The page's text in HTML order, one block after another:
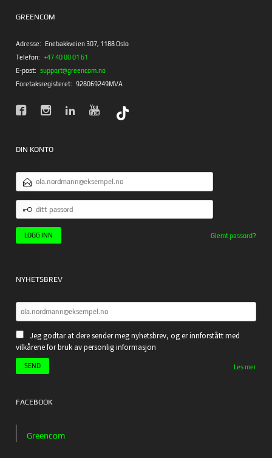
GREENCOM
Adresse: Enebakkveien 307, 1188 Oslo
Telefon: +47 40 00 01 61
E-post: support@greencom.no
Foretaksregisteret: 928069249MVA
DIN KONTO
POSTADRESSE
DITT
PASSORD
Glemt passord?
NYHETSBREV
Jeg godtar at dere sender meg nyhetsbrev, og er innforstått med
vilkårene for bruk av personlig informasjon
Les mer
FACEBOOK
Greencom